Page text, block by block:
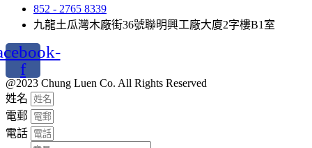
852 - 2765 8339
九龍土瓜灣木廠街36號聯明興工廠大廈2字樓B1室
f
@2023 Chung Luen Co. All Rights Reserved
姓名
電郵
電話